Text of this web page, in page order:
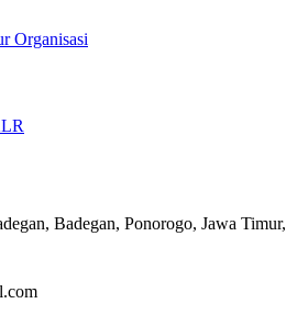
Organisasi
Badegan, Ponorogo, Jawa Timur,